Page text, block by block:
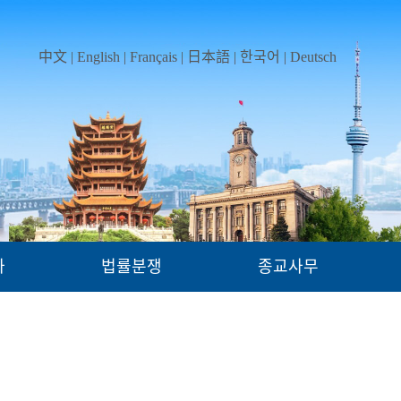
中文 | English | Français | 日本語 | 한국어 | Deutsch
법률분쟁 종교사무